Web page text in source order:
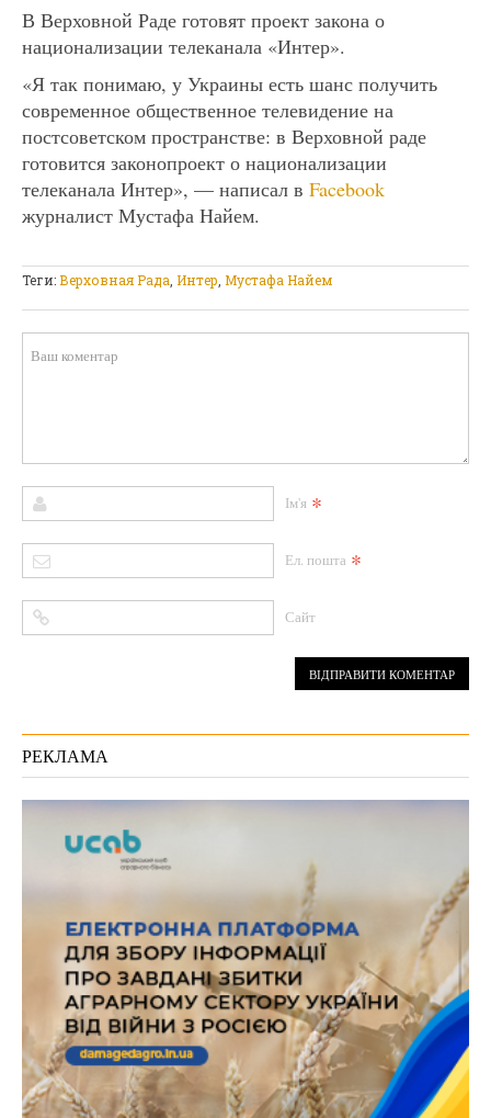
В Верховной Раде готовят проект закона о
национализации телеканала «Интер».
«Я так понимаю, у Украины есть шанс получить
современное общественное телевидение на
постсоветском пространстве: в Верховной раде
готовится законопроект о национализации
телеканала Интер», — написал в Facebook
журналист Мустафа Найем.
Теги:Верховная Рада Интер Мустафа Найем
Ім'я *
Ел. пошта *
Сайт
РЕКЛАМА